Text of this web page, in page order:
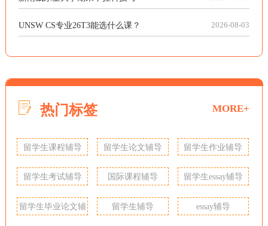
UNSW CS专业26T3能选什么课？ 2026-08-03
热门标签 MORE+
留学生课程辅导 留学生论文辅导 留学生作业辅导
留学生考试辅导 国际课程辅导 留学生essay辅导
留学生毕业论文辅
留学生辅导 essay辅导